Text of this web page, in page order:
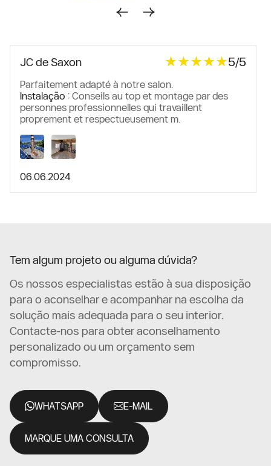
JC de Saxon ★★★★★
★★★★★5/5
Parfaitement adapté à notre salon.
Instalação : Conseils au top et montage par des
personnes professionnelles qui travaillent
proprement et respectueusement m.
06.06.2024
Tem algum projeto ou alguma dúvida?
Os nossos especialistas estão à sua disposição
para o aconselhar e acompanhar na escolha da
solução mais adequada para o seu interior.
Contacte-nos para obter aconselhamento
personalizado ou um orçamento sem
compromisso.
WHATSAPP E-MAIL
MARQUE UMA CONSULTA